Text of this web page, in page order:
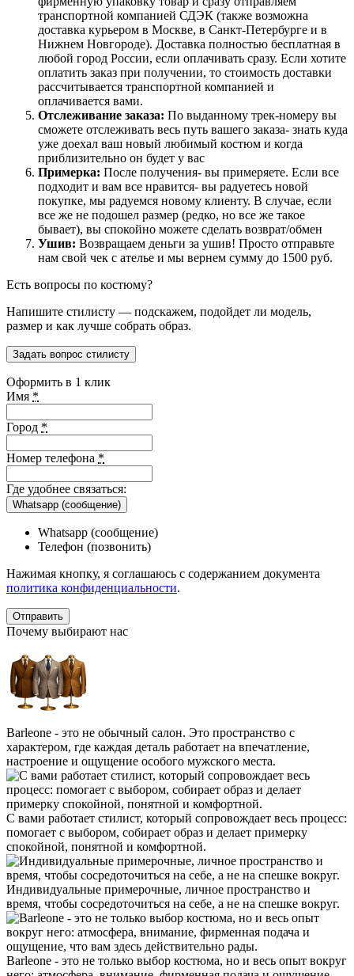
транспортной компанией СДЭК (также возможна
доставка курьером в Москве, в Санкт-Петербурге и в
Нижнем Новгороде). Доставка полностью бесплатная в
любой город России, если оплачивать сразу. Если хотите
оплатить заказ при получении, то стоимость доставки
рассчитывается транспортной компанией и
оплачивается вами.
Отслеживание заказа: По выданному трек-номеру вы
сможете отслеживать весь путь вашего заказа- знать куда
уже доехал ваш новый любимый костюм и когда
приблизительно он будет у вас
Примерка: После получения- вы примеряете. Если все
подходит и вам все нравится- вы радуетесь новой
покупке, мы радуемся новому клиенту. В случае, если
все же не подошел размер (редко, но все же такое
бывает), вы спокойно можете сделать возврат/обмен
Ушив: Возвращаем деньги за ушив! Просто отправьте
нам свой чек с ателье и мы вернем сумму до 1500 руб.
Есть вопросы по костюму?
Напишите стилисту — подскажем, подойдет ли модель,
размер и как лучше собрать образ.
Задать вопрос стилисту
Оформить в 1 клик
Имя *
Город *
Номер телефона *
Где удобнее связаться:
Whatsapp (сообщение)
Whatsapp (сообщение)
Телефон (позвонить)
Нажимая кнопку, я соглашаюсь с содержанием документа
политика конфиденциальности.
Почему выбирают нас
Barleone - это не обычный салон. Это пространство с
характером, где каждая деталь работает на впечатление,
настроение и ощущение особого мужского места.
С вами работает стилист, который сопровождает весь процесс:
помогает с выбором, собирает образ и делает примерку
спокойной, понятной и комфортной.
Индивидуальные примерочные, личное пространство и
время, чтобы сосредоточиться на себе, а не на спешке вокруг.
Barleone - это не только выбор костюма, но и весь опыт вокруг